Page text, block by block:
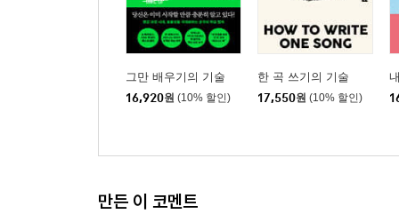
그만 배우기의 기술
16,920원 (10% 할인)
한 곡 쓰기의 기술
17,550원 (10% 할인)
만든 이 코멘트